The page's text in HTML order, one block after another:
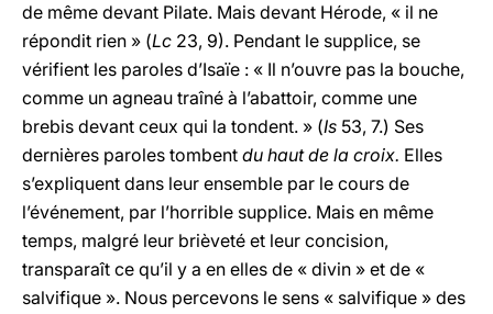
de même devant Pilate. Mais devant Hérode, « il ne
répondit rien » (Lc 23, 9). Pendant le supplice, se
vérifient les paroles d’Isaïe : « Il n’ouvre pas la bouche,
comme un agneau traîné à l’abattoir, comme une
brebis devant ceux qui la tondent. » (Is 53, 7.) Ses
dernières paroles tombent du haut de la croix. Elles
s’expliquent dans leur ensemble par le cours de
l’événement, par l’horrible supplice. Mais en même
temps, malgré leur brièveté et leur concision,
transparaît ce qu’il y a en elles de « divin » et de «
salvifique ». Nous percevons le sens « salvifique » des